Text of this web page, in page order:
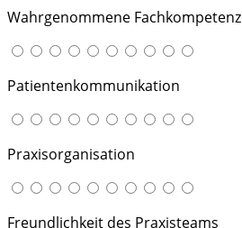
Wahrgenommene Fachkompetenz
Patientenkommunikation
Praxisorganisation
Freundlichkeit des Praxisteams